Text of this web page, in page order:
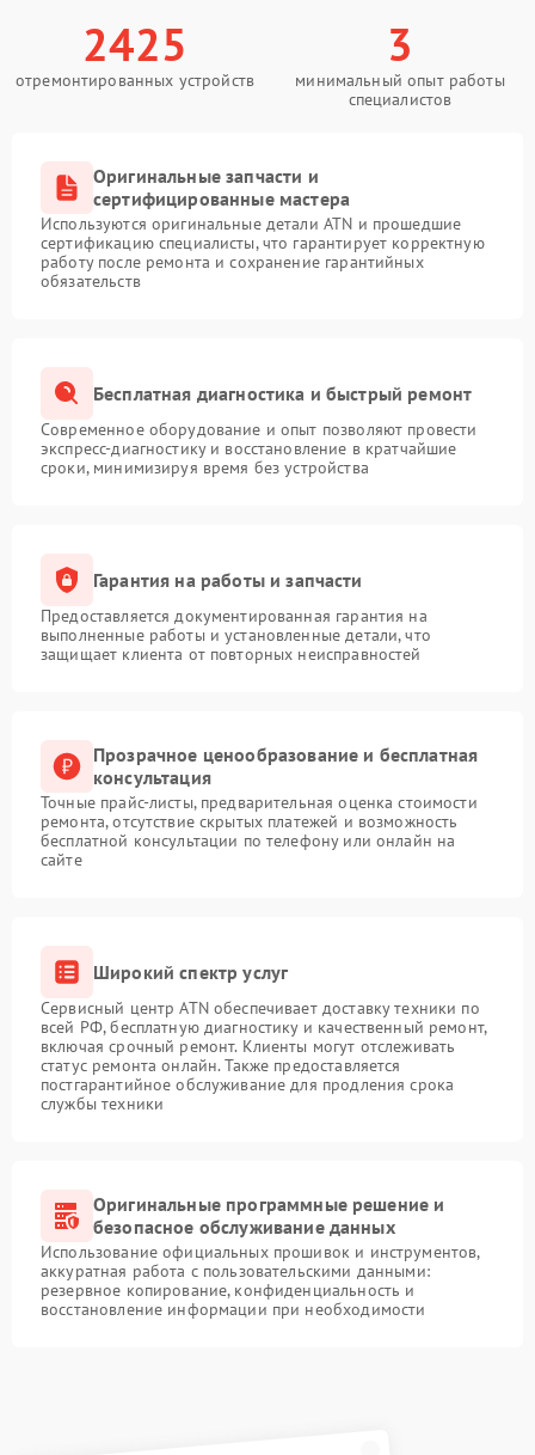
2425
отремонтированных устройств
3
минимальный опыт работы
специалистов
Оригинальные запчасти и
сертифицированные мастера
Используются оригинальные детали ATN и прошедшие
сертификацию специалисты, что гарантирует корректную
работу после ремонта и сохранение гарантийных
обязательств
Бесплатная диагностика и быстрый ремонт
Современное оборудование и опыт позволяют провести
экспресс-диагностику и восстановление в кратчайшие
сроки, минимизируя время без устройства
Гарантия на работы и запчасти
Предоставляется документированная гарантия на
выполненные работы и установленные детали, что
защищает клиента от повторных неисправностей
Прозрачное ценообразование и бесплатная
консультация
Точные прайс-листы, предварительная оценка стоимости
ремонта, отсутствие скрытых платежей и возможность
бесплатной консультации по телефону или онлайн на
сайте
Широкий спектр услуг
Сервисный центр ATN обеспечивает доставку техники по
всей РФ, бесплатную диагностику и качественный ремонт,
включая срочный ремонт. Клиенты могут отслеживать
статус ремонта онлайн. Также предоставляется
постгарантийное обслуживание для продления срока
службы техники
Оригинальные программные решение и
безопасное обслуживание данных
Использование официальных прошивок и инструментов,
аккуратная работа с пользовательскими данными:
резервное копирование, конфиденциальность и
восстановление информации при необходимости